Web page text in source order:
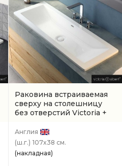
Раковина встраиваемая
сверху на столешницу
без отверстий Victoria +
(DU-ROS-107-IO)
Англия
(ш.г.) 107x38 см.
(накладная)